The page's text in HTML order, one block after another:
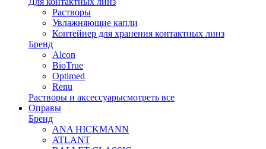
Растворы
Увлажняющие капли
Контейнер для хранения контактных линз
Бренд
Alcon
BioTrue
Optimed
Renu
Растворы и аксессуарысмотреть все
Оправы
Бренд
ANA HICKMANN
ATLANT